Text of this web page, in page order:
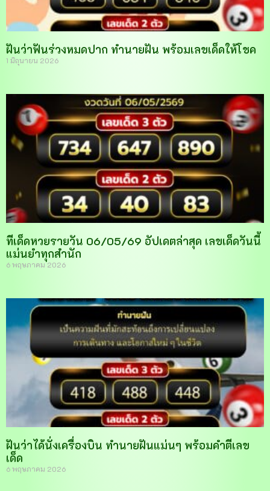
ฝันว่าฟันร่วงหมดปาก ทำนายฝัน พร้อมเลขเด็ดให้โชค
1 มิถุนายน 2026
ทีเด็ดหวยรายวัน 06/05/69 อัปเดตล่าสุด เลขเด็ดวันนี้
แม่นยำทุกสำนัก
6 พฤษภาคม 2026
ฝันว่าได้นั่งเครื่องบิน ทำนายฝันแม่นๆ พร้อมคำตีเลข
เด็ด
6 พฤษภาคม 2026